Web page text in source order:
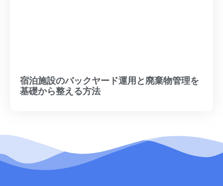
宿泊施設のバックヤード運用と廃棄物管理を
基礎から整える方法